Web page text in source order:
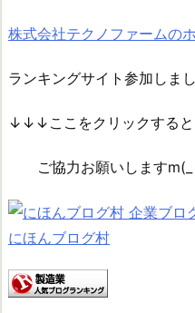
株式会社テクノファームの
ランキングサイト参加しま
↓↓↓ここをクリックすると
ご協力お願いしますm(_
にほんブログ村